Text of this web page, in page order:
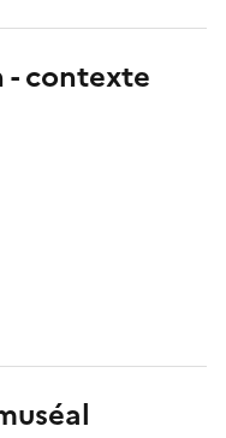
contexte